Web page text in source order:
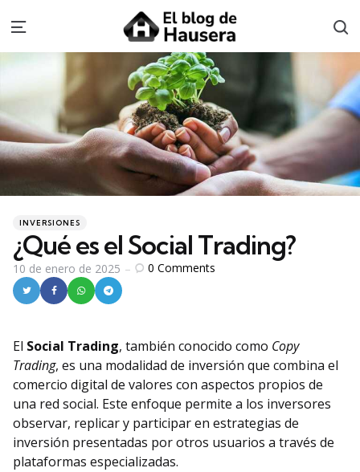
Menu
Categories
Posted
INVERSIONES
¿Qué es el Social Trading?
10 de enero de 2025 0 Comments
El Social Trading, también conocido como Copy
Trading, es una modalidad de inversión que combina el
comercio digital de valores con aspectos propios de
una red social. Este enfoque permite a los inversores
observar, replicar y participar en estrategias de
inversión presentadas por otros usuarios a través de
plataformas especializadas.